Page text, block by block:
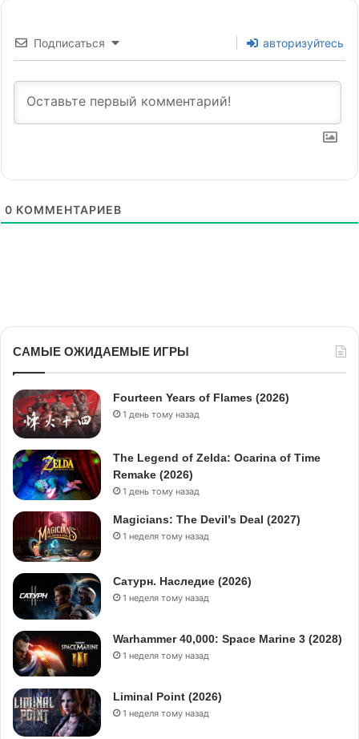
Подписаться авторизуйтесь
0 КОММЕНТАРИЕВ
САМЫЕ ОЖИДАЕМЫЕ ИГРЫ
Fourteen Years of Flames (2026)
1 день тому назад
The Legend of Zelda: Ocarina of Time
Remake (2026)
1 день тому назад
Magicians: The Devil’s Deal (2027)
1 неделя тому назад
Сатурн. Наследие (2026)
1 неделя тому назад
Warhammer 40,000: Space Marine 3 (2028)
1 неделя тому назад
Liminal Point (2026)
1 неделя тому назад